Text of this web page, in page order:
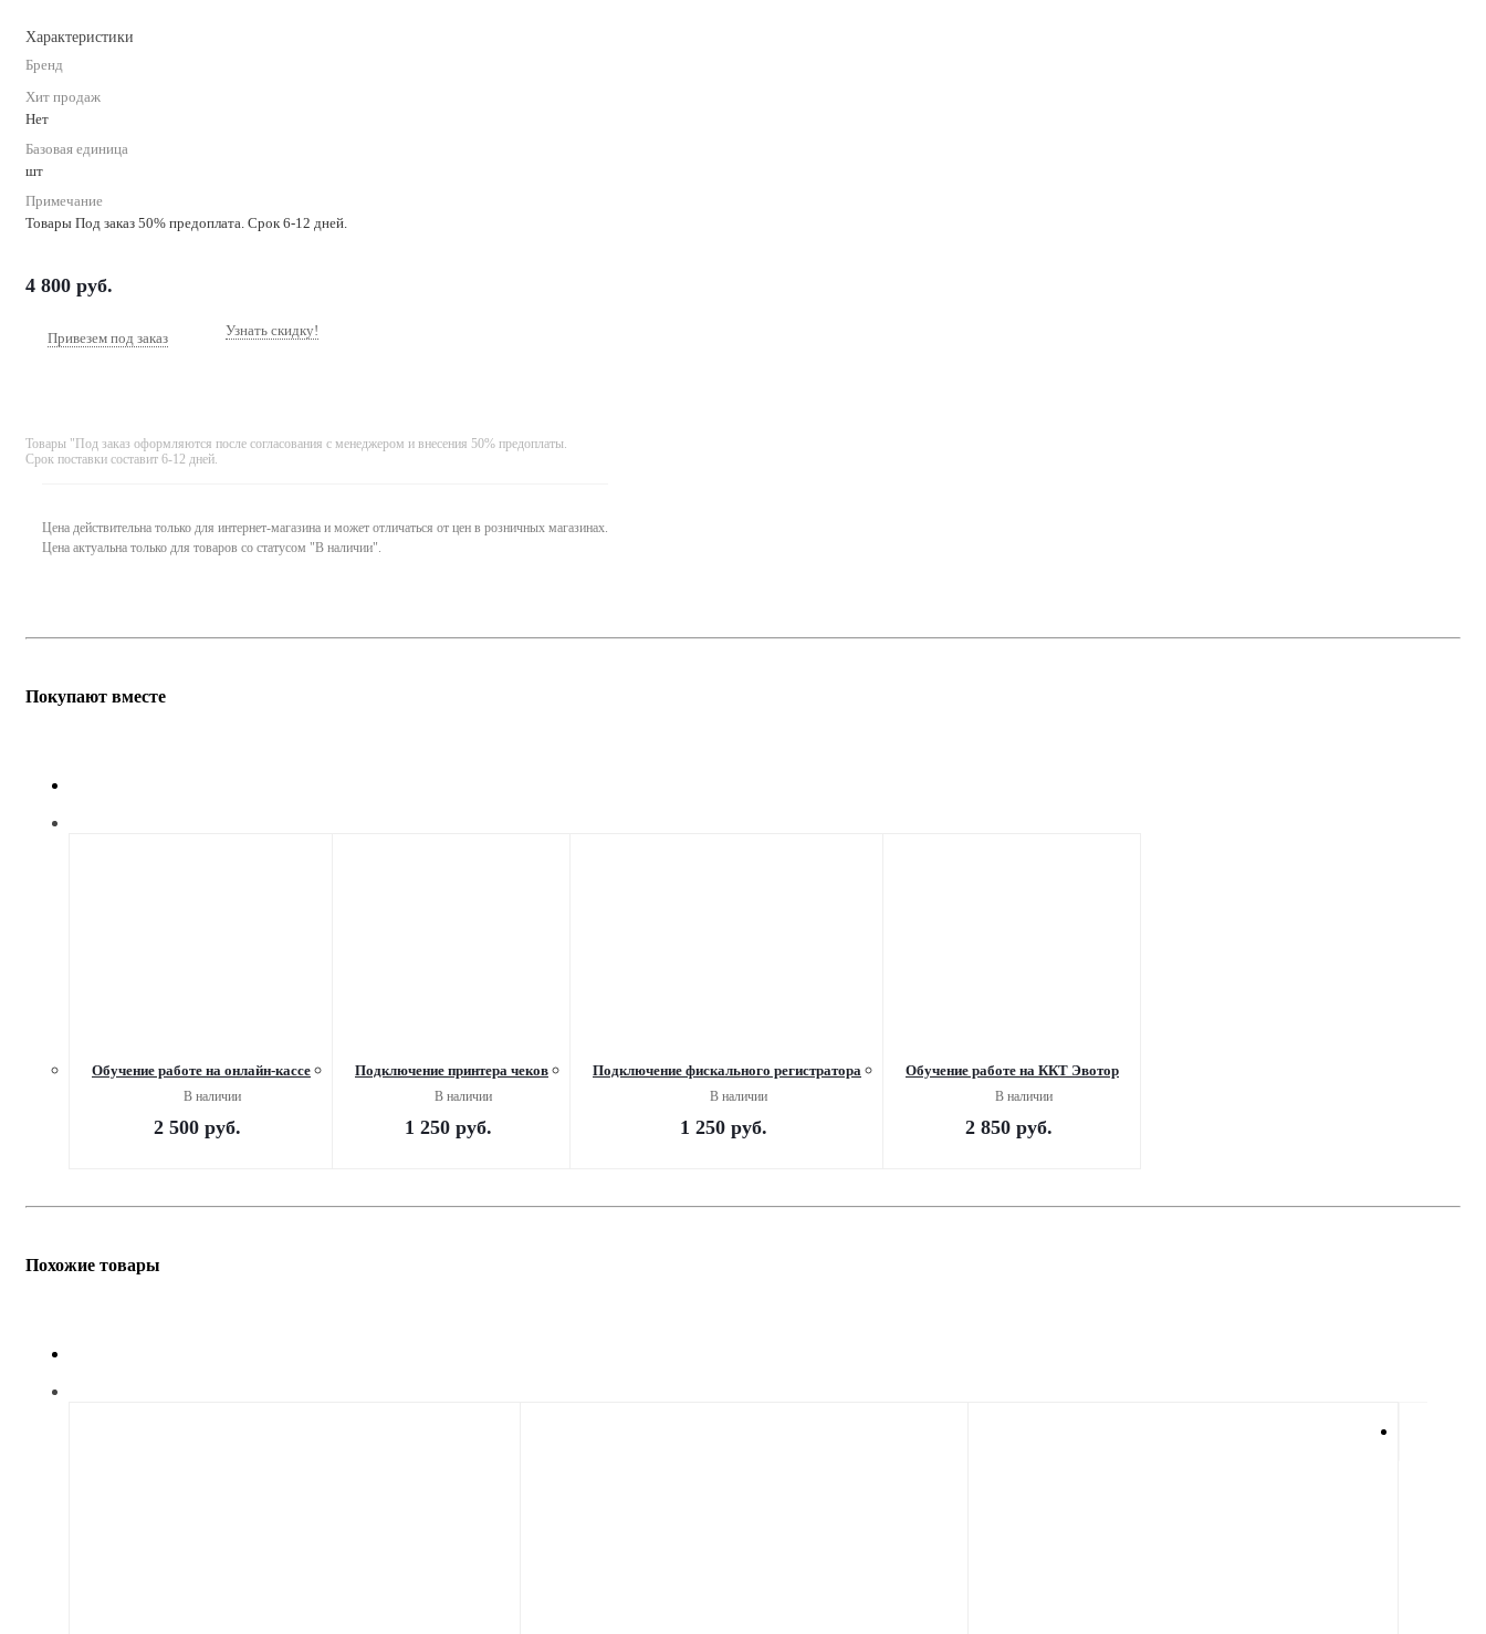
Характеристики
Бренд
Хит продаж
Нет
Базовая единица
шт
Примечание
Товары Под заказ 50% предоплата. Срок 6-12 дней.
4 800 руб.
Привезем под заказ Узнать скидку!
Товары "Под заказ оформляются после согласования с менеджером и внесения 50% предоплаты.
Срок поставки составит 6-12 дней.
Цена действительна только для интернет-магазина и может отличаться от цен в розничных магазинах.
Цена актуальна только для товаров со статусом "В наличии".
Покупают вместе
Обучение работе на онлайн-кассе
В наличии
2 500 руб.
Подключение принтера чеков
В наличии
1 250руб.
Подключение фискального регистратора
В наличии
1 250руб.
Обучение работе на ККТ Эвотор
В наличии
2 850руб.
Похожие товары